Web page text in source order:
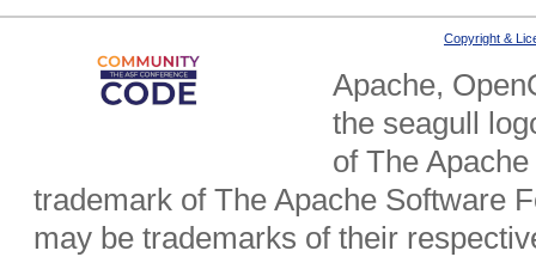
Copyright &
Apache,
the seagull
of The
trademark of The Apache Software
may be trademarks of their